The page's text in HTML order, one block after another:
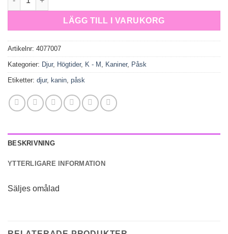
LÄGG TILL I VARUKORG
Artikelnr: 4077007
Kategorier: Djur, Högtider, K - M , Kaniner, Påsk
Etiketter: djur, kanin, påsk
BESKRIVNING
YTTERLIGARE INFORMATION
Säljes omålad